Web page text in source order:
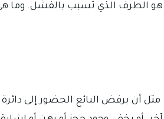
الطرف الذي تسبب بالفشل. وما هي
أن يرفض البائع الحضور إلى